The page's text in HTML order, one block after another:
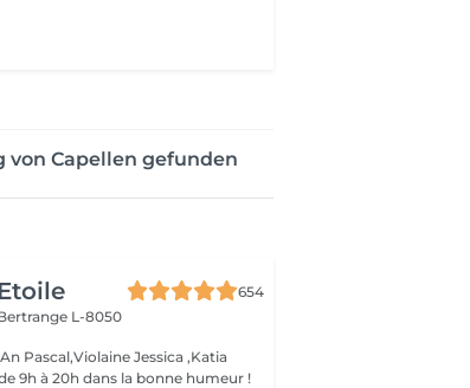
Capellen gefunden
654
L-8050
Pascal,Violaine Jessica ,Katia
9h à 20h dans la bonne humeur !